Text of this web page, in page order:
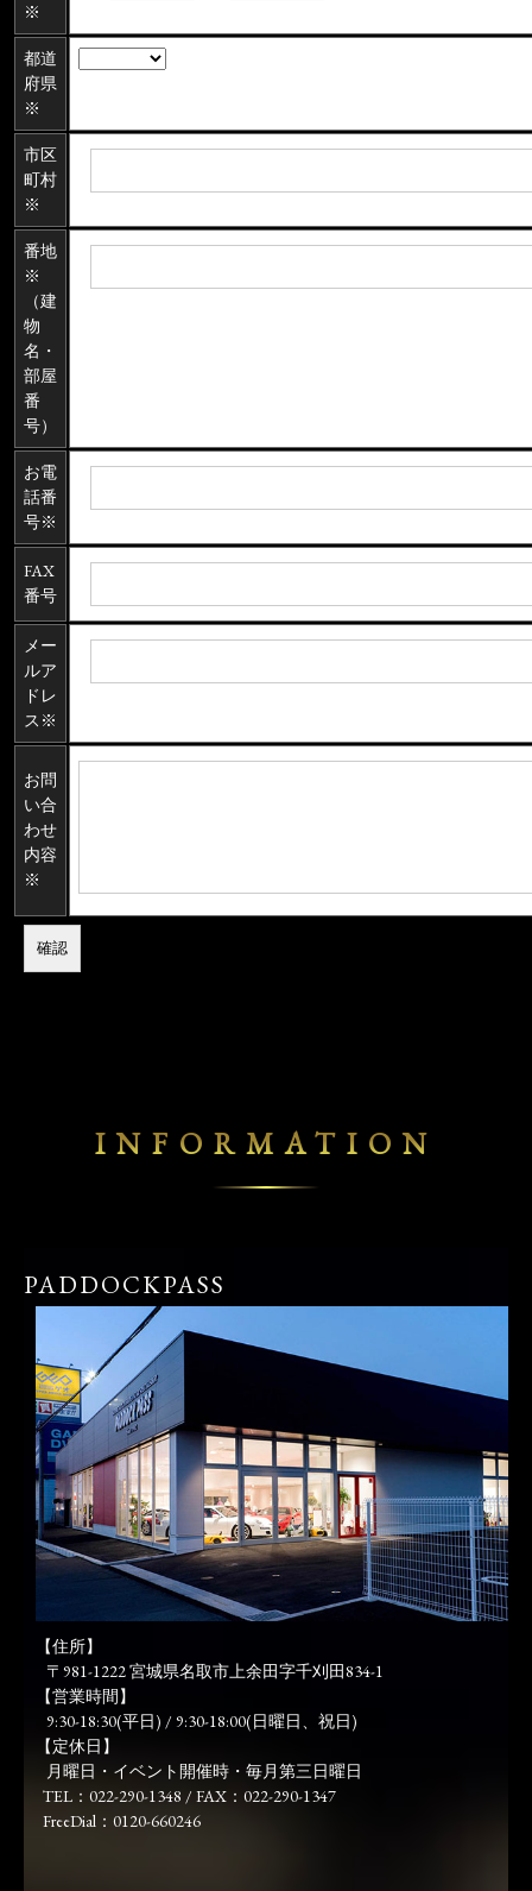
※
都道
府県
※
市区
町村
※
番地
※
（建
物
名・
部屋
番
号）
お電
話番
号※
FAX
番号
メー
ルア
ドレ
ス※
お問
い合
わせ
内容
※
INFORMATION
PADDOCKPASS
【住所】
〒981-1222 宮城県名取市上余田字千刈田834-1
【営業時間】
9:30-18:30(平日) / 9:30-18:00(日曜日、祝日)
【定休日】
月曜日・イベント開催時・毎月第三日曜日
TEL：022-290-1348 / FAX：022-290-1347
FreeDial：0120-660246